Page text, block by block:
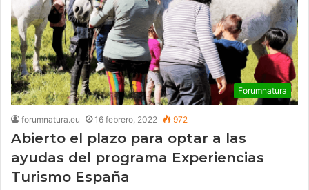
Forumnatura
forumnatura.eu 16 febrero, 2022 972
Abierto el plazo para optar a las
ayudas del programa Experiencias
Turismo España